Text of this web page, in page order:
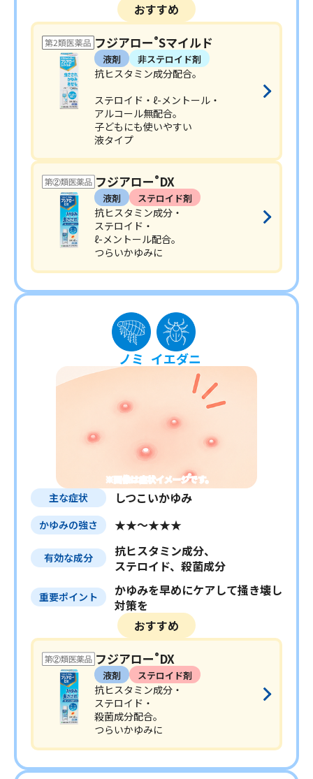
おすすめ
フジアロー ®Sマイルド
液剤 非ステロイド剤
抗ヒスタミン成分配合。
ステロイド・ℓ-メントール・
アルコール無配合。
子どもにも使いやすい
液タイプ
フジアロー ® DX
液剤 ステロイド剤
抗ヒスタミン成分・
ステロイド・
ℓ-メントール配合。
つらいかゆみに
ノミ イエダニ
※画像は症状イメージです。
主な症状 しつこいかゆみ
かゆみの強さ ★★～★★★
有効な成分
抗ヒスタミン成分、
ステロイド、殺菌成分
重要ポイント
かゆみを早めにケアして掻き壊し
対策を
おすすめ
フジアロー ® DX
液剤 ステロイド剤
抗ヒスタミン成分・
ステロイド・
殺菌成分配合。
つらいかゆみに